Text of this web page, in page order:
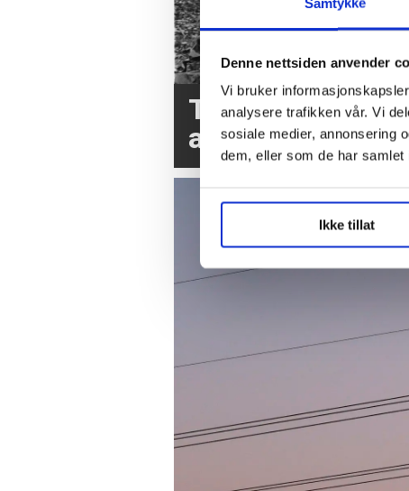
Denne nettsiden anvender
Vi bruker
analysere trafikken vår. Vi
sosiale medier, annonsering
dem, eller som de har
Ikke tillat
Tre av fire
atomvåpen bør